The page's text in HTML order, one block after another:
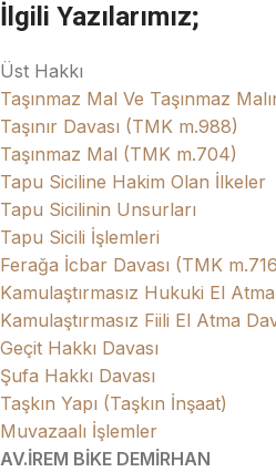
İlgili Yazılarımız;
Üst Hakkı
Taşınmaz Mal Ve Taşınmaz
Taşınır Davası (TMK m.988)
Taşınmaz Mal (TMK m.704)
Tapu Siciline Hakim Olan İlkeler
Tapu Sicilinin Unsurları
Tapu Sicili İşlemleri
Ferağa İcbar Davası (TMK
Kamulaştırmasız Hukuki El Atma
Kamulaştırmasız Fiili El Atma
Geçit Hakkı Davası
Şufa Hakkı Davası
Taşkın Yapı (Taşkın İnşaat)
Muvazaalı İşlemler
AV.İREM BİKE DEMİRHAN